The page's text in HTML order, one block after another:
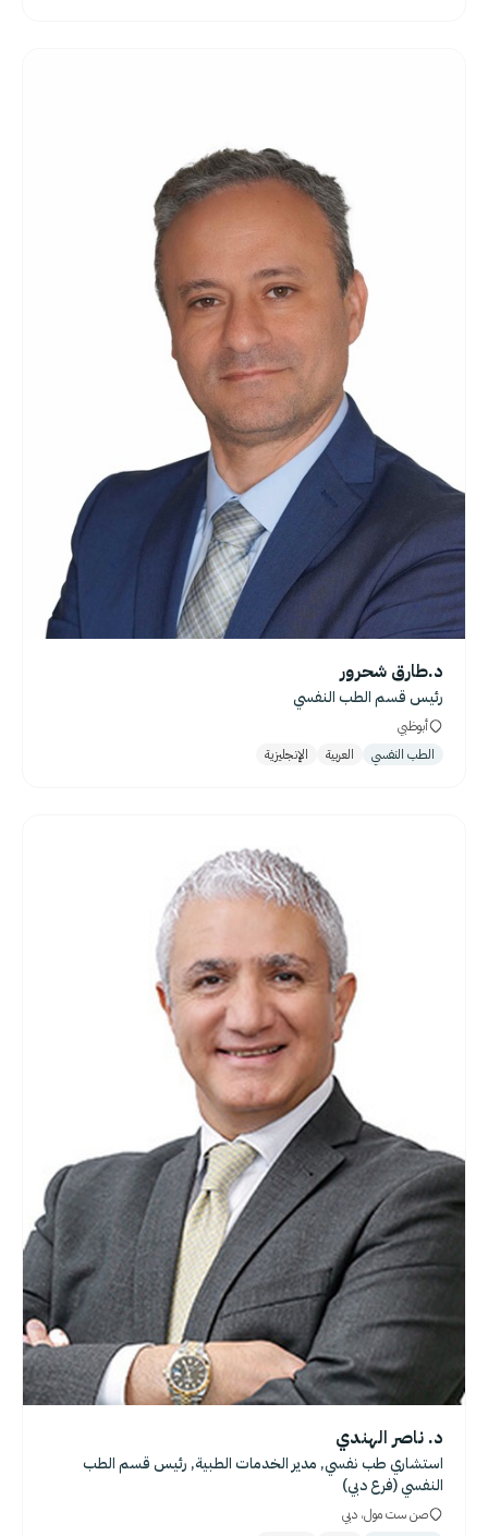
د.طارق شحرور
رئيس قسم الطب النفسي
أبوظبي
الطب النفسي
العربية الإنجليزية
د. ناصر الهندي
استشاري طب نفسي, مدير الخدمات الطبية, رئيس قسم الطب
النفسي (فرع دبي)
صن ست مول، دبي